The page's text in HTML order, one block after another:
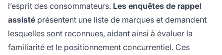
l’esprit des consommateurs. Les enquêtes de rappel
assisté présentent une liste de marques et demandent
lesquelles sont reconnues, aidant ainsi à évaluer la
familiarité et le positionnement concurrentiel. Ces